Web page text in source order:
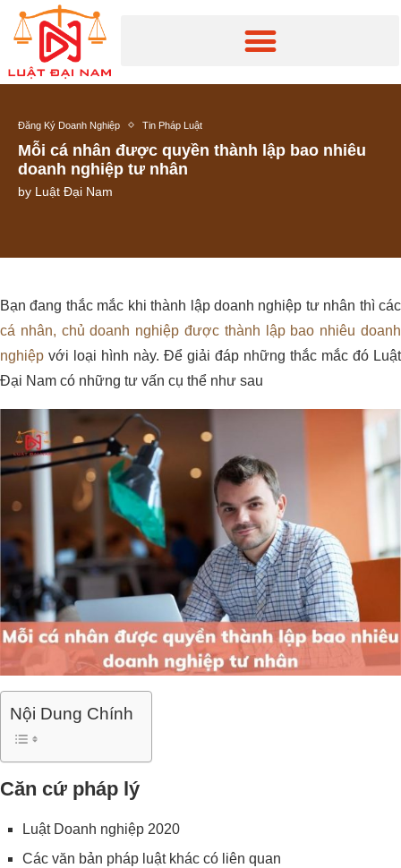
Đăng Ký Doanh Nghiệp Tin Pháp Luật
Mỗi cá nhân được quyền thành lập bao nhiêu
doanh nghiệp tư nhân
by Luật Đại Nam
Bạn đang thắc mắc khi thành lập doanh nghiệp tư nhân thì các
cá nhân, chủ doanh nghiệp được thành lập bao nhiêu doanh
nghiệp với loại hình này. Để giải đáp những thắc mắc đó Luật
Đại Nam có những tư vấn cụ thể như sau
Nội Dung Chính
Căn cứ pháp lý
Luật Doanh nghiệp 2020
Các văn bản pháp luật khác có liên quan